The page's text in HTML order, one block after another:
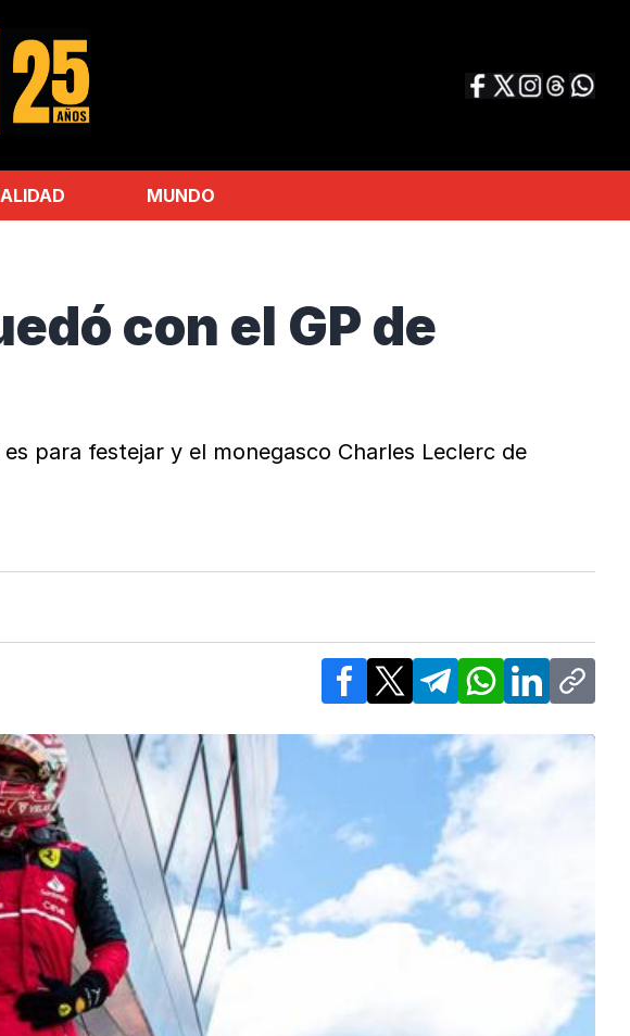
MUNDO
con el GP de
para festejar y el monegasco Charles Leclerc de
Facebook
X TelegramWhatsApp
LinkedInCopy